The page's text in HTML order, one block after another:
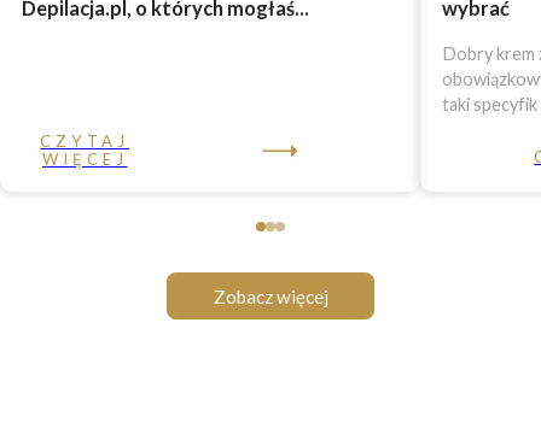
Depilacja.pl, o których mogłaś...
CZYTAJ
WIĘCEJ
wybrać
Dobry krem
taki specyfik
Zobacz więcej